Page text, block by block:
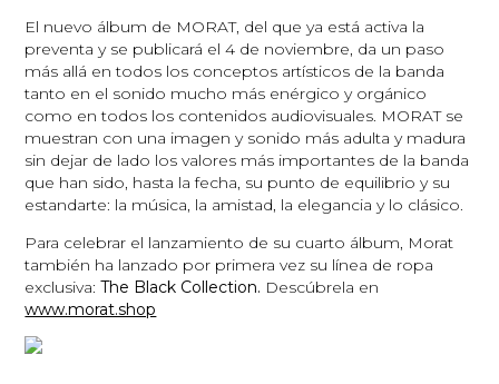
El nuevo álbum de MORAT, del que ya está activa la
preventa y se publicará el 4 de noviembre, da un paso
más allá en todos los conceptos artísticos de la banda
tanto en el sonido mucho más enérgico y orgánico
como en todos los contenidos audiovisuales. MORAT se
muestran con una imagen y sonido más adulta y madura
sin dejar de lado los valores más importantes de la banda
que han sido, hasta la fecha, su punto de equilibrio y su
estandarte: la música, la amistad, la elegancia y lo clásico.
Para celebrar el lanzamiento de su cuarto álbum, Morat
también ha lanzado por primera vez su línea de ropa
exclusiva:The Black Collection. Descúbrela en
www.morat.shop